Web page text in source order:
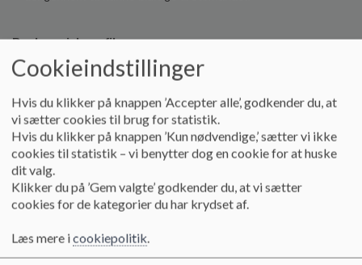
Pædagogisk profil
Teorier
Dewey: Learning by doing Denne teori bygger på erfaringslære
skabt ud fra devisen, nysgerrighed skaber handling til ny læring
og viden. Børnene skaber erfaring gennem spejling af andre
børn og gennem italesætning af børnenes handlinger Barnet
udvikling sker ved at eksperimentere. Pædagogerne gør skaber
læring gennem leg så barnet bliver klar til næste udviklingstrin.
Det er på barnets eget initiativ at udviklingen sker, dog skal
sig selv.
Cookieindstillinger
Hvis du klikker på knappen ’Accepter alle’, godkender du, at
vi sætter cookies til brug for statistik.
Hvis du klikker på knappen ’Kun nødvendige,’ sætter vi ikke
cookies til statistik – vi benytter dog en cookie for at huske
dit valg.
Klikker du på ’Gem valgte’ godkender du, at vi sætter
cookies for de kategorier du har krydset af.
Læs mere icookiepolitik.